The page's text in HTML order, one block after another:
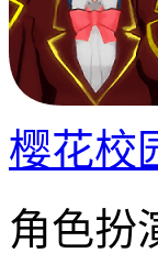
樱花校
角色扮